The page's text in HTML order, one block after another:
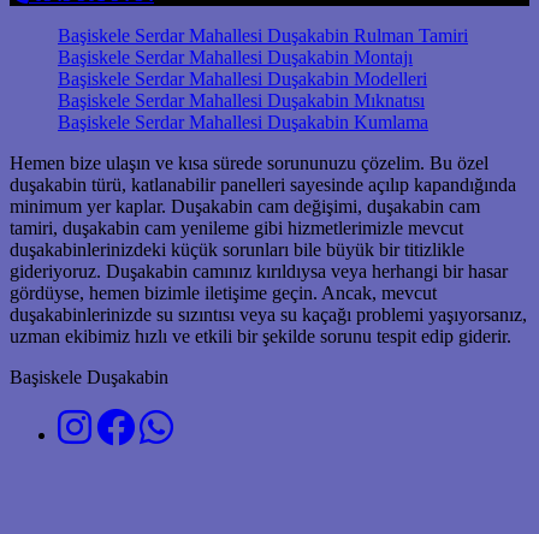
Başiskele Serdar Mahallesi Duşakabin Rulman Tamiri
Başiskele Serdar Mahallesi Duşakabin Montajı
Başiskele Serdar Mahallesi Duşakabin Modelleri
Başiskele Serdar Mahallesi Duşakabin Mıknatısı
Başiskele Serdar Mahallesi Duşakabin Kumlama
Hemen bize ulaşın ve kısa sürede sorununuzu çözelim. Bu özel
duşakabin türü, katlanabilir panelleri sayesinde açılıp kapandığında
minimum yer kaplar. Duşakabin cam değişimi, duşakabin cam
tamiri, duşakabin cam yenileme gibi hizmetlerimizle mevcut
duşakabinlerinizdeki küçük sorunları bile büyük bir titizlikle
gideriyoruz. Duşakabin camınız kırıldıysa veya herhangi bir hasar
gördüyse, hemen bizimle iletişime geçin. Ancak, mevcut
duşakabinlerinizde su sızıntısı veya su kaçağı problemi yaşıyorsanız,
uzman ekibimiz hızlı ve etkili bir şekilde sorunu tespit edip giderir.
Başiskele Duşakabin